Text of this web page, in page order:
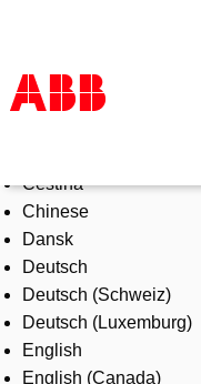
Products & Solutions
Industries
Services
About us
Where to buy
Contact us
Careers
Čeština
Chinese
Dansk
Deutsch
Deutsch (Schweiz)
Deutsch (Luxemburg)
English
English (Canada)